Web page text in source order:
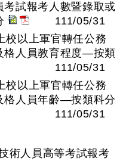
考試報考人數暨錄取或
111/05/31
校以上軍官轉任公務
格人員教育程度—按類
111/05/31
校以上軍官轉任公務
格人員年齡—按類科分
111/05/31
術人員高等考試報考